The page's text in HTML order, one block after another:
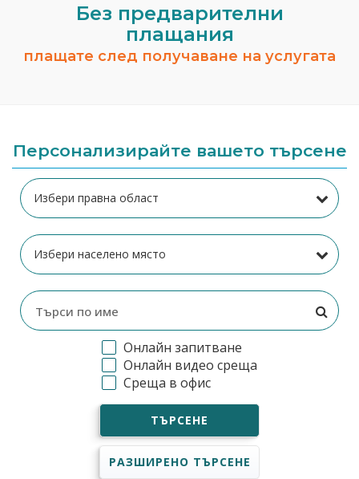
Без предварителни
плащания
плащате след получаване на услугата
Персонализирайте вашето търсене
Онлайн запитване
Онлайн видео среща
Среща в офис
ТЪРСЕНЕ
РАЗШИРЕНО ТЪРСЕНЕ